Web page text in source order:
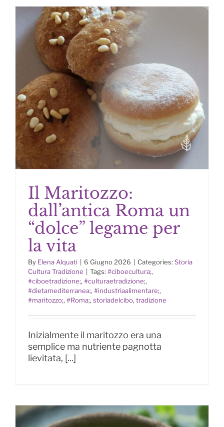
Il Maritozzo: dall’antica Roma un
“dolce” legame per la vita
Il Maritozzo:
dall’antica Roma un
“dolce” legame per
la vita
By Elena Alquati 6 Giugno 2026 Categories: Storia
Cultura Tradizione
Tags: #ciboecultura;,
#ciboetradizione;, #culturaetradizione;,
#dietamediterranea;, #industriaalimentare;,
#maritozzo;, #Roma;, storiadelcibo, tradizione
Inizialmente il maritozzo era una
semplice ma nutriente pagnotta
lievitata, [...]